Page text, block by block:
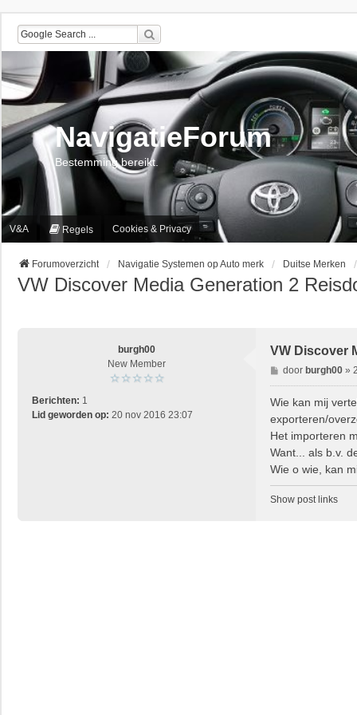
NavigatieForum
Bestemming bereikt.
V&A Regels Cookies & Privacy
Forumoverzicht Navigatie Systemen op Auto merk Duitse Merken
VW Discover Media Generation 2
burgh00
New Member
Berichten: 1
Lid geworden op: 20 nov 2016 23:07
VW Discover
B
e
r
c
h
t
door burgh00»
Wie kan mij
exporteren/
Het importeren
Want... als b.v.
Wie o wie, kan
Show post links